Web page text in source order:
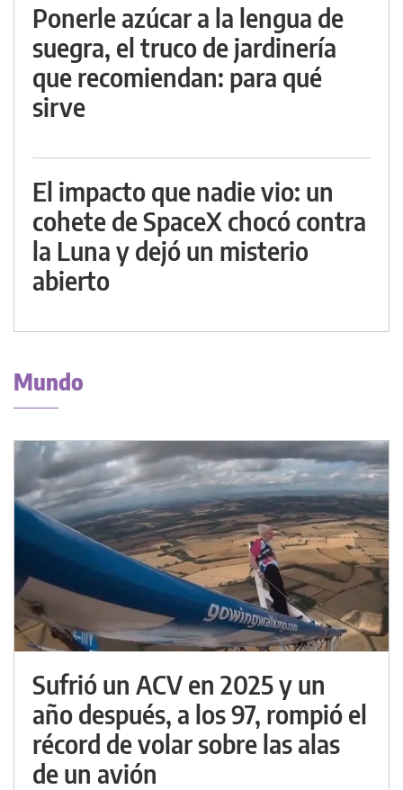
Ponerle azúcar a la lengua de
suegra, el truco de jardinería
que recomiendan: para qué
sirve
El impacto que nadie vio: un
cohete de SpaceX chocó contra
la Luna y dejó un misterio
abierto
Mundo
Sufrió un ACV en 2025 y un
año después, a los 97, rompió el
récord de volar sobre las alas
de un avión